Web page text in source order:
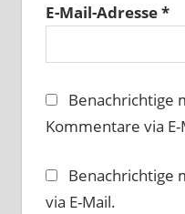
E-Mail-Adresse*
Benachrichtige
Kommentare via E-
Benachrichtige
via E-Mail.